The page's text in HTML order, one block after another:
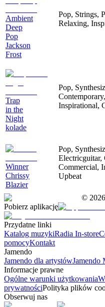
Ambient
Deep
Pop
Jackson
Frost
Pop, Strings,
Relaxing,
Trap
in the
Night
kolade
Pop,
Inspirational,
Winner
Chrissy
Blazier
Pop,
Electricguitar,
Commercial,
Upbeat
© 2026
Pobierz aplikację
Przydatne linki
Katalog muzykiRadia In-store
pomocyKontakt
Jamendo
Jamendo dla artystówJamendo
Informacje prawne
Ogólne warunki użytkowania
prywatnościPolityka plików
Obserwuj nas